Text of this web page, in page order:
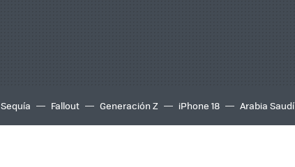
Sequía Fallout Generación Z iPhone 18 Arabia Saudí